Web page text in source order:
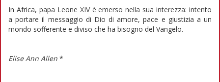
In Africa, papa Leone XIV è emerso nella sua interezza: intento
a portare il messaggio di Dio di amore, pace e giustizia a un
mondo sofferente e diviso che ha bisogno del Vangelo.
Elise Ann Allen *